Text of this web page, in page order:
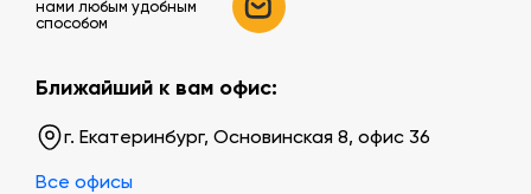
нами любым удобным
способом
Ближайший к вам офис:
г. Екатеринбург, Основинская 8, офис 36
Все офисы